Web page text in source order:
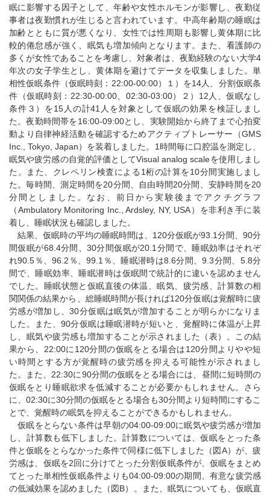
眠に影響する因子として、年齢や女性ホルモンが影響し、夜勤従
事者は夜勤慣れが生じると言われています。中高年齢期の睡眠は
加齢とともに質が悪くなり、女性では性周期も影響し黄体期に比
較的倦怠感が強く、眠気も増加傾向となります。また、看護師の
多くが女性であることを考慮し、対象者は、夜勤経験のない大学4
年次の女子学生とし、黄体期を避けてデータを収集しました。単
相性仮眠条件（仮眠時刻：22:00-00:00）１）を14人、分割仮眠条
件（仮眠時刻：22:30-00:00、02:30-03:00）２）12人、仮眠なし
条件３）を15人の計41人を対象として仮眠の効果を検証しまし
た。夜勤時間帯を16:00-09:00とし、実験開始から終了まで心拍変
動より自律神経活動を確認するためアクティブトレーサー（GMS
Inc., Tokyo, Japan）を装着しました。1時間毎に口腔温を測定し、
眠気や疲労感の自覚的評価としてVisual analog scaleを使用しまし
た。また、クレペリン検査による1桁の計算を10分間実施しまし
た。毎時間、測定時間を20分間、自由時間20分間、安静時間を20
分間としました。なお、前日から実験後までアクチグラフ
（Ambulatory Monitoring Inc., Ardsley, NY, USA）を非利き手に装
着し、睡眠状況も確認しました。
結果、仮眠時の平均の睡眠時間は、120分仮眠が93.1分間、90分
間仮眠が68.4分間、30分間仮眠が20.1分間で、睡眠効率はそれぞ
れ90.5％、96.2％、99.1％、睡眠潜時は8.6分間、9.3分間、5.8分
間で、睡眠効率、睡眠潜時は仮眠間で統計的に違いを認めません
でした。睡眠状態と仮眠直後の体温、眠気、疲労感、計算数の相
関関係の結果から、総睡眠時間が長ければ120分仮眠は覚醒時に疲
労感が増加し、30分仮眠は眠気が増加することが明らかになりま
した。また、90分仮眠は睡眠潜時が短いと、覚醒時に体温が上昇
し、眠気や疲労感も増加することが示されました（表）。この結
果から、22:00に120分間の仮眠をとる場合は120分間よりやや短
い時間とする方が覚醒時の疲労感を抑える可能性が示されまし
た。また、22:30に90分間の仮眠をとる場合には、昼間に短時間の
仮眠をとり睡眠欲求を低減することが必要かもしれません。さら
に、02:30に30分間の仮眠をとる場合も30分間より短時間にするこ
とで、覚醒時の眠気を抑えることができるかもしれません。
仮眠をとらない条件は早朝の04:00-09:00に眠気や疲労感が増加
し、計算数も低下しました。計算数については、仮眠をとった条
件と仮眠をとらなかった条件で同様に低下しました（図A）が、疲
労感は、仮眠を2回に分けてとった分割仮眠条件が、仮眠をまとめ
てとった単相性仮眠条件よりも04:00-09:00の期間、有意な疲労感
の低減効果を認めました（図B）。また、眠気についても、仮眠直